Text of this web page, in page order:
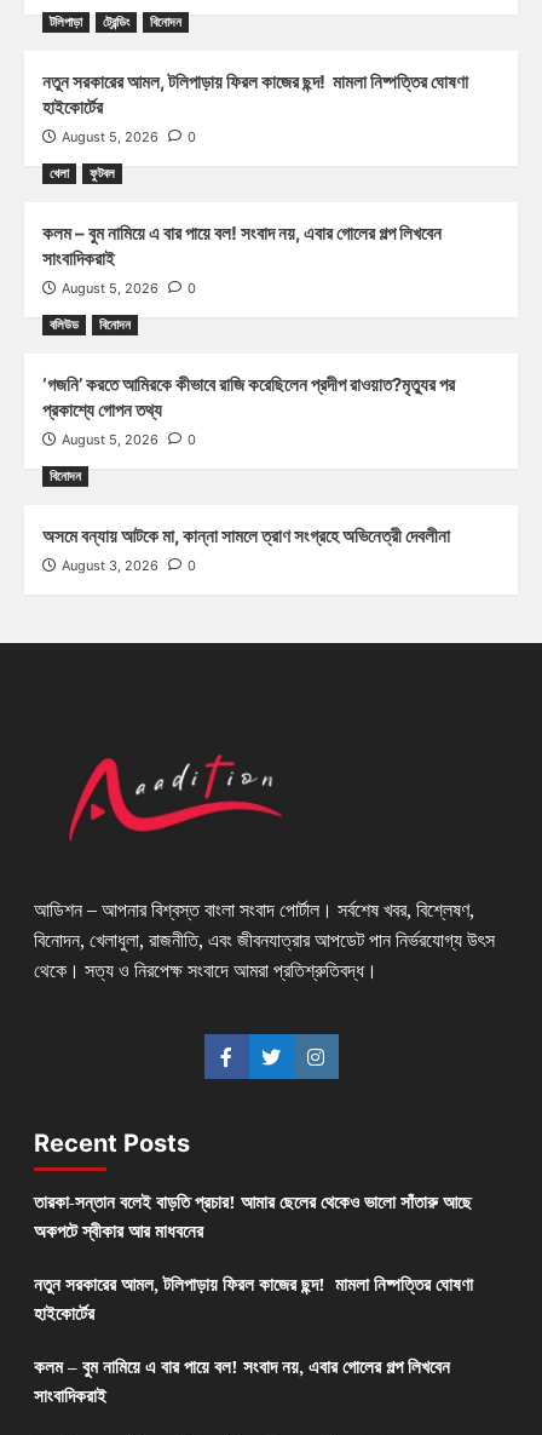
টলিপাড়া ট্রেন্ডিং বিনোদন
নতুন সরকারের আমল, টলিপাড়ায় ফিরল কাজের ছন্দ! মামলা নিষ্পত্তির ঘোষণা
হাইকোর্টের
August 5, 2026 0
খেলা ফুটবল
কলম – বুম নামিয়ে এ বার পায়ে বল! সংবাদ নয়, এবার গোলের গল্প লিখবেন
সাংবাদিকরাই
August 5, 2026 0
বলিউড বিনোদন
‘গজনি’ করতে আমিরকে কীভাবে রাজি করেছিলেন প্রদীপ রাওয়াত?মৃত্যুর পর
প্রকাশ্যে গোপন তথ্য
August 5, 2026 0
বিনোদন
অসমে বন্যায় আটকে মা, কান্না সামলে ত্রাণ সংগ্রহে অভিনেত্রী দেবলীনা
August 3, 2026 0
আডিশন – আপনার বিশ্বস্ত বাংলা সংবাদ পোর্টাল। সর্বশেষ খবর, বিশ্লেষণ,
বিনোদন, খেলাধুলা, রাজনীতি, এবং জীবনযাত্রার আপডেট পান নির্ভরযোগ্য উৎস
থেকে। সত্য ও নিরপেক্ষ সংবাদে আমরা প্রতিশ্রুতিবদ্ধ।
Recent Posts
তারকা-সন্তান বলেই বাড়তি প্রচার! আমার ছেলের থেকেও ভালো সাঁতারু আছে
অকপটে স্বীকার আর মাধবনের
নতুন সরকারের আমল, টলিপাড়ায় ফিরল কাজের ছন্দ! মামলা নিষ্পত্তির ঘোষণা
হাইকোর্টের
কলম – বুম নামিয়ে এ বার পায়ে বল! সংবাদ নয়, এবার গোলের গল্প লিখবেন
সাংবাদিকরাই